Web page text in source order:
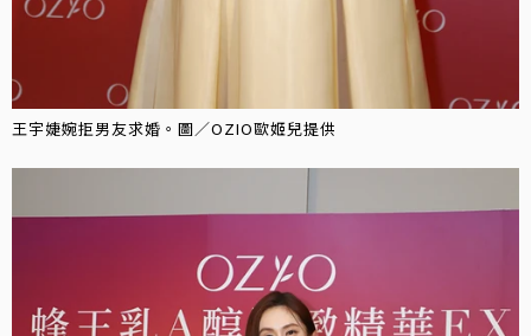
王宇婕婉拒男友求婚。圖／OZIO歐姬兒提供